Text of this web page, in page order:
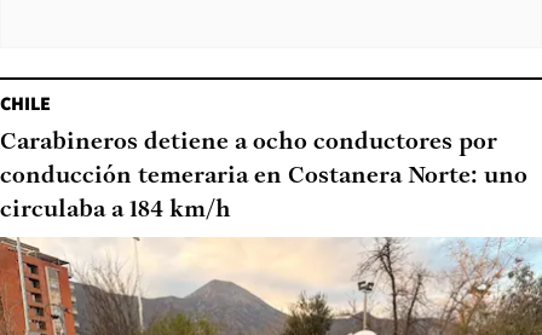
CHILE
Carabineros detiene a ocho conductores por
conducción temeraria en Costanera Norte: uno
circulaba a 184 km/h